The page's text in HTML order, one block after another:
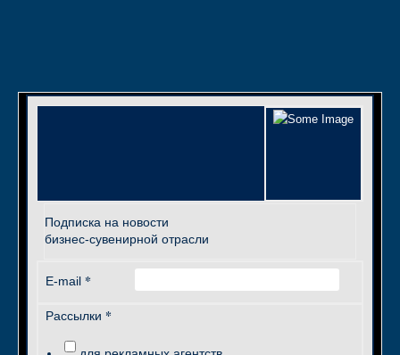
Подписка на новости
бизнес-сувенирной отрасли
E-mail *
Рассылки *